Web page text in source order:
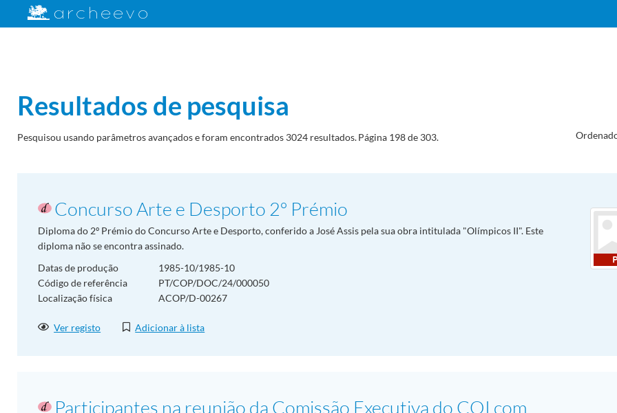
Resultados de pesquisa
Pesquisou usando parâmetros avançados e foram encontrados 3024 resultados.Página 198 de 303.
Concurso Arte e Desporto 2º Prémio
Diploma do 2º Prémio do Concurso Arte e Desporto, conferido a José Assis pela sua obra intitulada "Olímpicos II". Este
diploma não se encontra assinado.
Datas de produção
1985-10/1985-10
Código de referência
PT/COP/DOC/24/000050
Localização física
ACOP/D-00267
Ver registo Adicionar à lista
Participantes na reunião da Comissão Executiva do COI com